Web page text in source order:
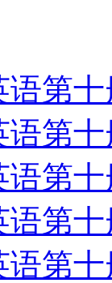
语第
语第
语第
语第
语第